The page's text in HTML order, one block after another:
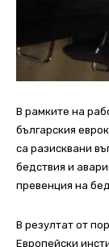
В рамките на
българския
са разисквани
бедствия и
превенция на
В резултат от
Европейски